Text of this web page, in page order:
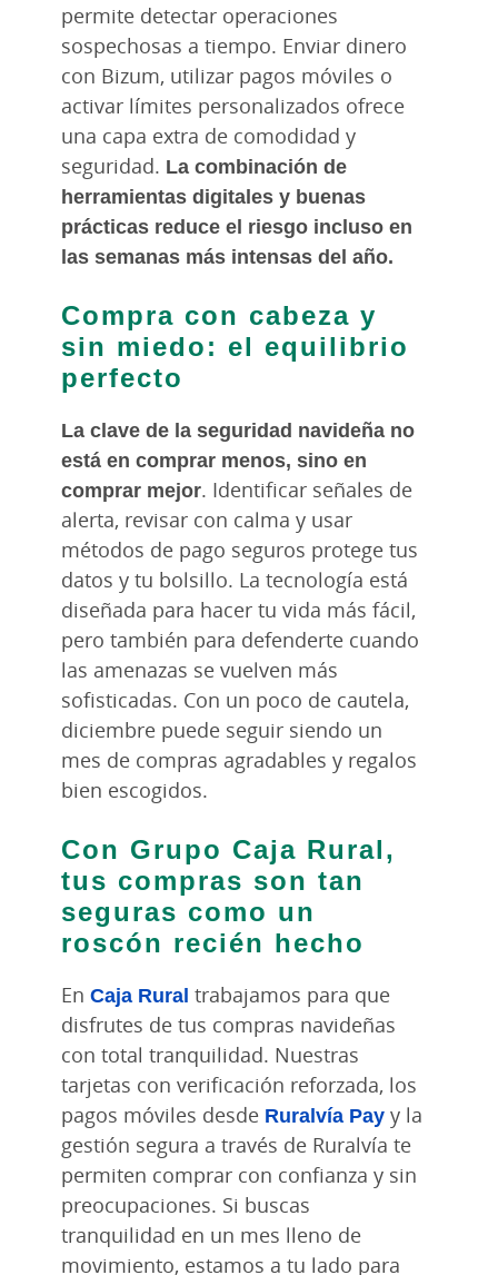
permite detectar operaciones
sospechosas a tiempo. Enviar dinero
con Bizum, utilizar pagos móviles o
activar límites personalizados ofrece
una capa extra de comodidad y
seguridad. La combinación de
herramientas digitales y buenas
prácticas reduce el riesgo incluso en
las semanas más intensas del año.
Compra con cabeza y
sin miedo: el equilibrio
perfecto
La clave de la seguridad navideña no
está en comprar menos, sino en
comprar mejor. Identificar señales de
alerta, revisar con calma y usar
métodos de pago seguros protege tus
datos y tu bolsillo. La tecnología está
diseñada para hacer tu vida más fácil,
pero también para defenderte cuando
las amenazas se vuelven más
sofisticadas. Con un poco de cautela,
diciembre puede seguir siendo un
mes de compras agradables y regalos
bien escogidos.
Con Grupo Caja Rural,
tus compras son tan
seguras como un
roscón recién hecho
En Caja Rural trabajamos para que
disfrutes de tus compras navideñas
con total tranquilidad. Nuestras
tarjetas con verificación reforzada, los
pagos móviles desde Ruralvía Pay y la
gestión segura a través de Ruralvía te
permiten comprar con confianza y sin
preocupaciones. Si buscas
tranquilidad en un mes lleno de
movimiento, estamos a tu lado para